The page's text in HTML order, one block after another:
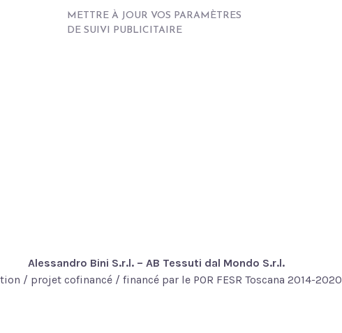
METTRE À JOUR VOS PARAMÈTRES
DE SUIVI PUBLICITAIRE
Alessandro Bini S.r.l. – AB Tessuti dal Mondo S.r.l.
/ projet cofinancé / financé par le POR FESR Toscana 2014-2020